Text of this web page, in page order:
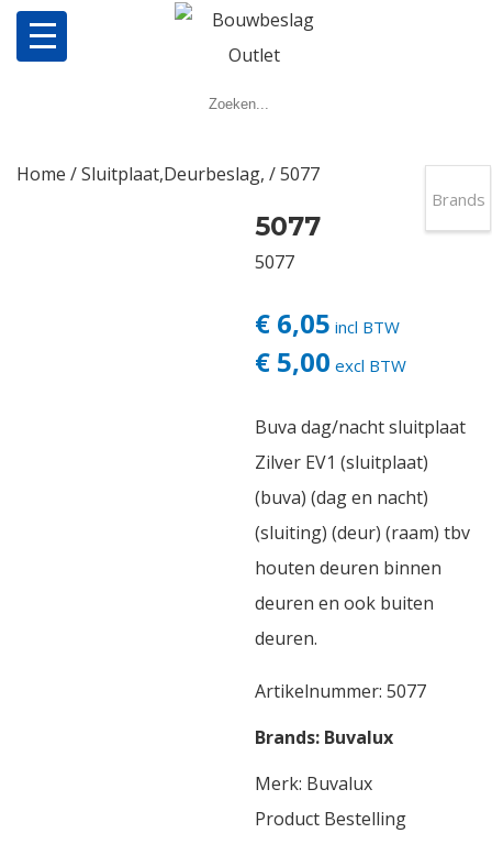
Producten
Home /Sluitplaat,Deurbeslag, / 5077
5077
5077
€ 6,05 incl BTW
€ 5,00 excl BTW
Buva dag/nacht sluitplaat
Zilver EV1 (sluitplaat)
(buva) (dag en nacht)
(sluiting) (deur) (raam) tbv
houten deuren binnen
deuren en ook buiten
deuren.
Artikelnummer:5077
Brands: Buvalux
Merk: Buvalux
Product Bestelling
Brands